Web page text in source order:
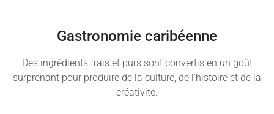
Gastronomie caribéenne
Des ingrédients frais et purs sont convertis en un goût
surprenant pour produire de la culture, de l’histoire et de la
créativité.